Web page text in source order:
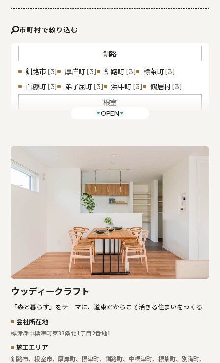
市町村で絞り込む
釧路
釧路市 [3] 厚岸町 [3] 釧路町 [3] 標茶町 [3]
白糠町 [3] 弟子屈町 [3] 浜中町 [3] 鶴居村[3]
根室
OPEN
ウッディークラフト
「森と暮らす」をテーマに、道東だからこそ活きる住まいをつくる
会社所在地
標津郡中標津町東33条北1丁目2番地1
施工エリア
釧路市、根室市、厚岸町、標津町、釧路町、中標津町、標茶町、別海町、